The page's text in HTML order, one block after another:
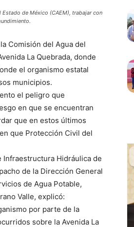
de México (CAEM), trabajar con
Comisión del Agua del
La Quebrada, donde
el organismo estatal
municipios.
el peligro que
en que se encuentran
que en estos últimos
que Protección Civil del
Hidráulica de
de la Dirección General
de Agua Potable,
Valle, explicó:
por parte de la
sobre la Avenida La